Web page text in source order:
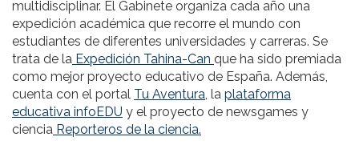
multidisciplinar. El Gabinete organiza cada año una
expedición académica que recorre el mundo con
estudiantes de diferentes universidades y carreras. Se
trata de la Expedición Tahina-Can que ha sido premiada
como mejor proyecto educativo de España. Además,
cuenta con el portal Tu Aventura, la plataforma
educativa infoEDU y el proyecto de newsgames y
ciencia Reporteros de la ciencia.